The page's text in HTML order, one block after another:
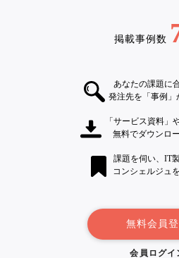
掲載事例数
あなたの課題に
発注先を「事例」
「サービス資料」
無料でダウンロ
課題を伺い、IT
コンシェルジュ
無料会員
会員ログイ